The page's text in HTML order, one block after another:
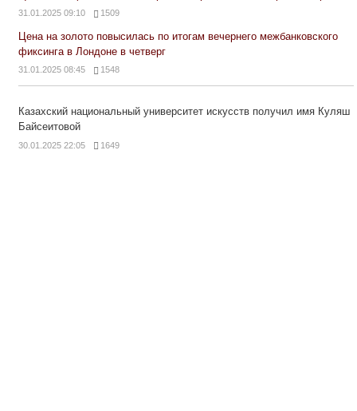
31.01.2025 09:10 1509
Цена на золото повысилась по итогам вечернего межбанковского
фиксинга в Лондоне в четверг
31.01.2025 08:45 1548
Казахский национальный университет искусств получил имя Куляш
Байсеитовой
30.01.2025 22:05 1649